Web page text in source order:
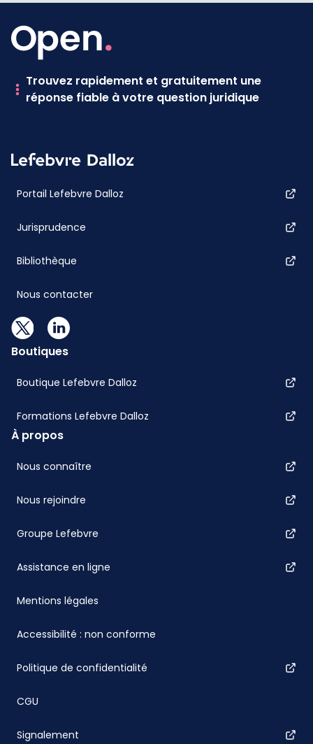
Trouvez rapidement et gratuitement une
réponse fiable à votre question juridique
Portail Lefebvre Dalloz
Jurisprudence
Bibliothèque
Nous contacter
Boutiques
Boutique Lefebvre Dalloz
Formations Lefebvre Dalloz
À propos
Nous connaître
Nous rejoindre
Groupe Lefebvre
Assistance en ligne
Mentions légales
Accessibilité : non conforme
Politique de confidentialité
CGU
Signalement